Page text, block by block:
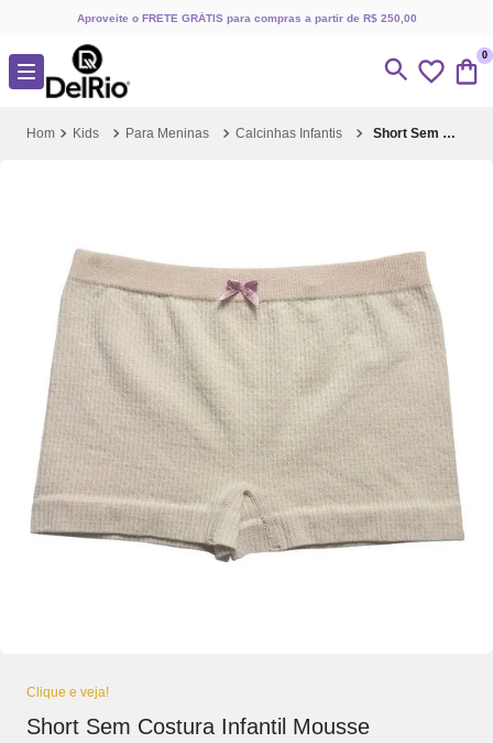
Aproveite o FRETE GRÁTIS para compras a partir de R$ 250,00
0
Kids Para Meninas Calcinhas Infantis Short Sem Costura Infantil Mousse
Clique e veja!
Short Sem Costura Infantil Mousse